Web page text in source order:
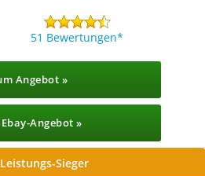
51 Bewertungen
Angebot »
Angebot »
Sieger